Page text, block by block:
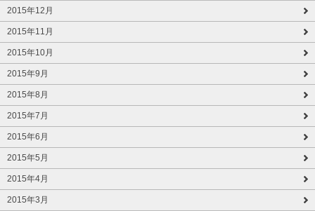
2015年12月
2015年11月
2015年10月
2015年9月
2015年8月
2015年7月
2015年6月
2015年5月
2015年4月
2015年3月